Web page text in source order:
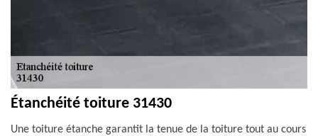
Étanchéité toiture 31430
Une toiture étanche garantit la tenue de la toiture tout au cours